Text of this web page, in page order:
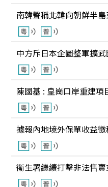
南韓聲稱北韓向朝鮮半
中方斥日本企圖整軍擴
陳國基 : 皇崗口岸重建
據報內地境外保單收益
衞生署繼續打擊非法售